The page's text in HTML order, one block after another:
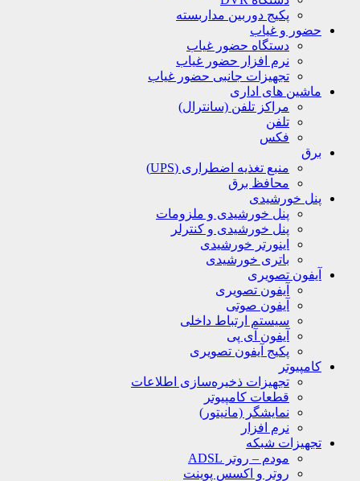
پکیج دوربین مداربسته
حضور و غیاب
دستگاه حضور غیاب
نرم افزار حضور غیاب
تجهیزات جانبی حضور غیاب
ماشین های اداری
مراکز تلفن (سانترال)
تلفن
فکس
برق
منبع تغذیه اضطراری (UPS)
محافظ برق
پنل خورشیدی
پنل خورشیدی و ملزومات
پنل خورشیدی و کنترلر
اینورتر خورشیدی
باتری خورشیدی
آیفون تصویری
آیفون تصویری
آیفون صوتی
سیستم ارتباط داخلی
آیفون آی پی
پکیج آیفون تصویری
کامپیوتر
تجهیزات ذخیره‌سازی اطلاعات
قطعات کامپیوتر
نمایشگر (مانیتور)
نرم افزار
تجهیزات شبکه
مودم – روتر ADSL
روتر و اکسس پوینت